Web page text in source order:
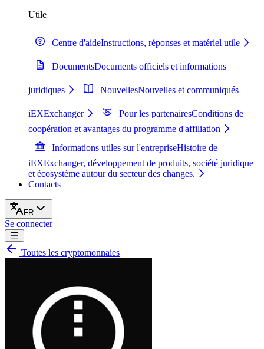
Utile
Centre d'aideInstructions, réponses et matériel utile
DocumentsDocuments officiels et informations
juridiques NouvellesNouvelles et communiqués
iEXExchanger Pour les partenairesConditions de
coopération et avantages du programme d'affiliation
Informations utiles sur l'entrepriseHistoire de
iEXExchanger, développement de produits, société juridique
et écosystème autour du secteur des changes.
Contacts
FR
Se connecter
Toutes les cryptomonnaies